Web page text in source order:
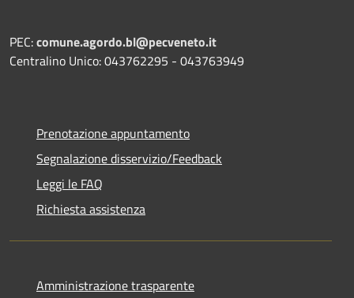
PEC:comune.agordo.bl@pecveneto.it
Centralino Unico: 043762295 - 043763949
Prenotazione appuntamento
Segnalazione disservizio/Feedback
Leggi le FAQ
Richiesta assistenza
Amministrazione trasparente